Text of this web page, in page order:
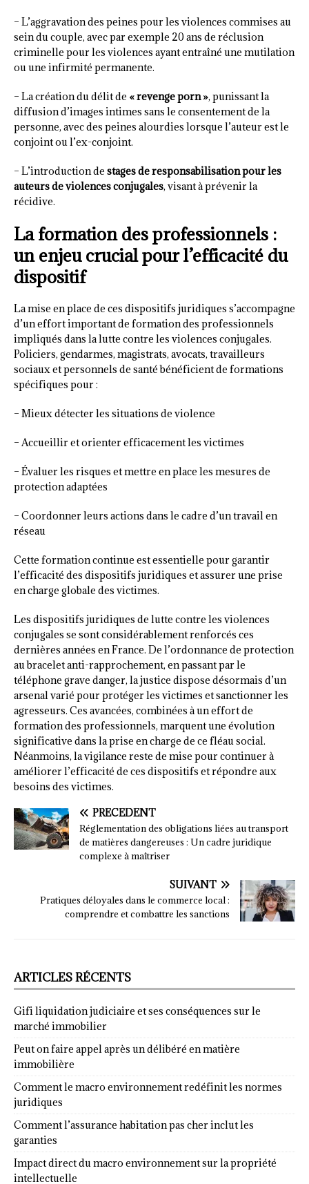
– L’aggravation des peines pour les violences commises au
sein du couple, avec par exemple 20 ans de réclusion
criminelle pour les violences ayant entraîné une mutilation
ou une infirmité permanente.
– La création du délit de « revenge porn », punissant la
diffusion d’images intimes sans le consentement de la
personne, avec des peines alourdies lorsque l’auteur est le
conjoint ou l’ex-conjoint.
– L’introduction de stages de responsabilisation pour les
auteurs de violences conjugales, visant à prévenir la
récidive.
La formation des professionnels :
un enjeu crucial pour l’efficacité du
dispositif
La mise en place de ces dispositifs juridiques s’accompagne
d’un effort important de formation des professionnels
impliqués dans la lutte contre les violences conjugales.
Policiers, gendarmes, magistrats, avocats, travailleurs
sociaux et personnels de santé bénéficient de formations
spécifiques pour :
– Mieux détecter les situations de violence
– Accueillir et orienter efficacement les victimes
– Évaluer les risques et mettre en place les mesures de
protection adaptées
– Coordonner leurs actions dans le cadre d’un travail en
réseau
Cette formation continue est essentielle pour garantir
l’efficacité des dispositifs juridiques et assurer une prise
en charge globale des victimes.
Les dispositifs juridiques de lutte contre les violences
conjugales se sont considérablement renforcés ces
dernières années en France. De l’ordonnance de protection
au bracelet anti-rapprochement, en passant par le
téléphone grave danger, la justice dispose désormais d’un
arsenal varié pour protéger les victimes et sanctionner les
agresseurs. Ces avancées, combinées à un effort de
formation des professionnels, marquent une évolution
significative dans la prise en charge de ce fléau social.
Néanmoins, la vigilance reste de mise pour continuer à
améliorer l’efficacité de ces dispositifs et répondre aux
besoins des victimes.
PRÉCÉDENT
Réglementation des obligations liées au transport
de matières dangereuses : Un cadre juridique
complexe à maîtriser
SUIVANT
Pratiques déloyales dans le commerce local :
comprendre et combattre les sanctions
ARTICLES RÉCENTS
Gifi liquidation judiciaire et ses conséquences sur le
marché immobilier
Peut on faire appel après un délibéré en matière
immobilière
Comment le macro environnement redéfinit les normes
juridiques
Comment l’assurance habitation pas cher inclut les
garanties
Impact direct du macro environnement sur la propriété
intellectuelle